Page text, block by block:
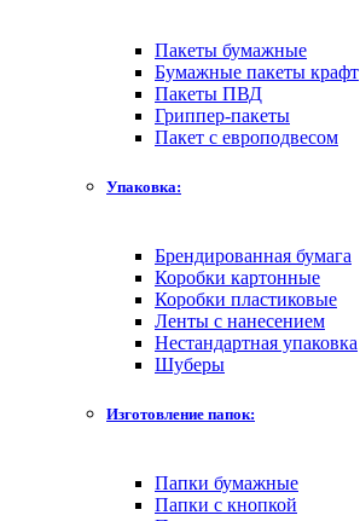
Пакеты бумажные
Бумажные пакеты крафт
Пакеты ПВД
Гриппер-пакеты
Пакет с европодвесом
Упаковка:
Брендированная бумага
Коробки картонные
Коробки пластиковые
Ленты с нанесением
Нестандартная упаковка
Шуберы
Изготовление папок:
Папки бумажные
Папки с кнопкой